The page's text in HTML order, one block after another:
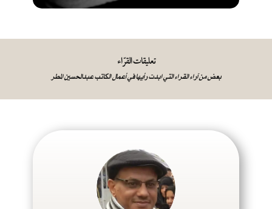
تعليقات القرّاء
بعض من آراء القراء التي ابدت رأيها في أعمال الكاتب عبدالحسين المطر